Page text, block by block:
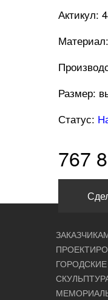
Актикул:
Размер:
Статус:
767